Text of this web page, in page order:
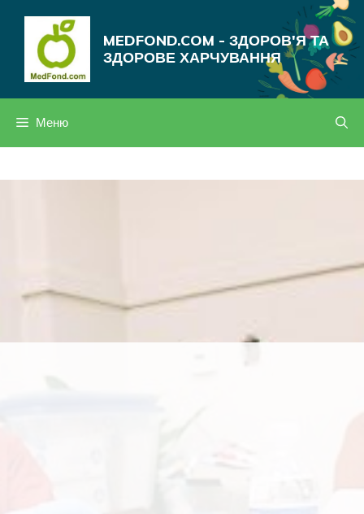
MEDFOND.COM - ЗДОРОВ'Я ТА
ЗДОРОВЕ ХАРЧУВАННЯ
Меню